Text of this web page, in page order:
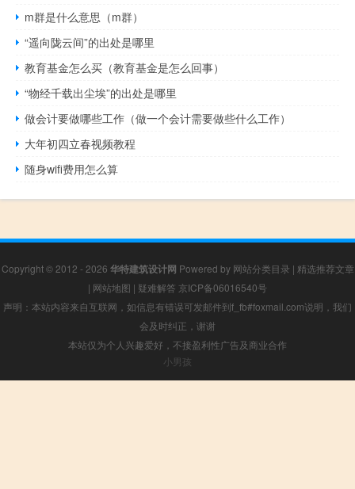
m群是什么意思（m群）
“遥向陇云间”的出处是哪里
教育基金怎么买（教育基金是怎么回事）
“物经千载出尘埃”的出处是哪里
做会计要做哪些工作（做一个会计需要做些什么工作）
大年初四立春视频教程
随身wifi费用怎么算
Copyright © 2012 - 2026 华特建筑设计网 Powered by 网站分类目录 | 精选推荐文章
| 网站地图 | 疑难解答 京ICP备06016540号
声明：本站内容来自互联网，如信息有错误可发邮件到f_fb#foxmail.com说明，我们
会及时纠正，谢谢
本站仅为个人兴趣爱好，不接盈利性广告及商业合作
小男孩